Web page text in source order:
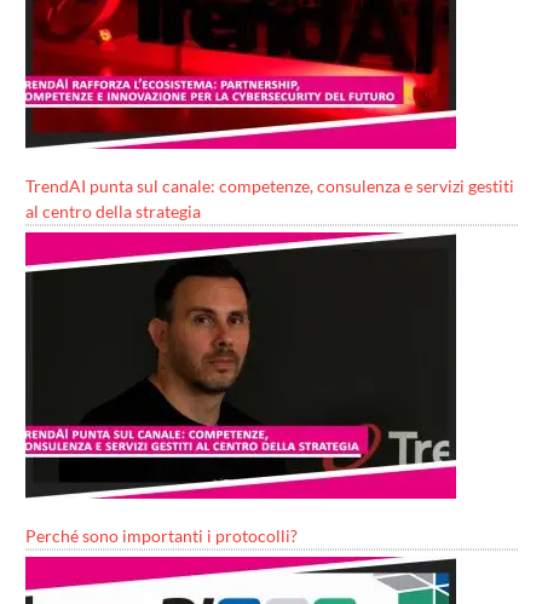
TrendAI punta sul canale: competenze, consulenza e servizi gestiti
al centro della strategia
Perché sono importanti i protocolli?